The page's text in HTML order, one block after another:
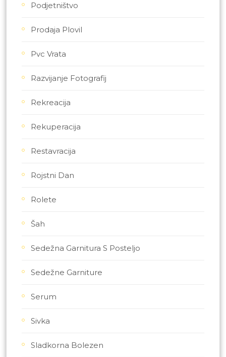
Podjetništvo
Prodaja Plovil
Pvc Vrata
Razvijanje Fotografij
Rekreacija
Rekuperacija
Restavracija
Rojstni Dan
Rolete
Šah
Sedežna Garnitura S Posteljo
Sedežne Garniture
Serum
Sivka
Sladkorna Bolezen